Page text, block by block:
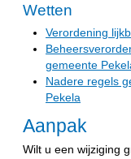
Wetten
Verordening
gemeente
Nadere regels
Pekela
Aanpak
Wilt u een wijziging